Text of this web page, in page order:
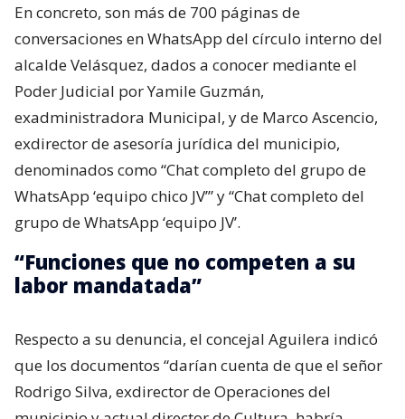
En concreto, son más de 700 páginas de
conversaciones en WhatsApp del círculo interno del
alcalde Velásquez, dados a conocer mediante el
Poder Judicial por Yamile Guzmán,
exadministradora Municipal, y de Marco Ascencio,
exdirector de asesoría jurídica del municipio,
denominados como “Chat completo del grupo de
WhatsApp ‘equipo chico JV’” y “Chat completo del
grupo de WhatsApp ‘equipo JV’.
“Funciones que no competen a su
labor mandatada”
Respecto a su denuncia, el concejal Aguilera indicó
que los documentos “darían cuenta de que el señor
Rodrigo Silva, exdirector de Operaciones del